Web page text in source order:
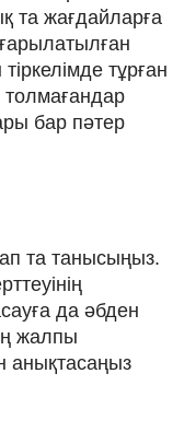
та жағдайларға
тұрған
толмағандар
бар пәтер
та танысыңыз.
да әбден
жалпы
анықтасаңыз